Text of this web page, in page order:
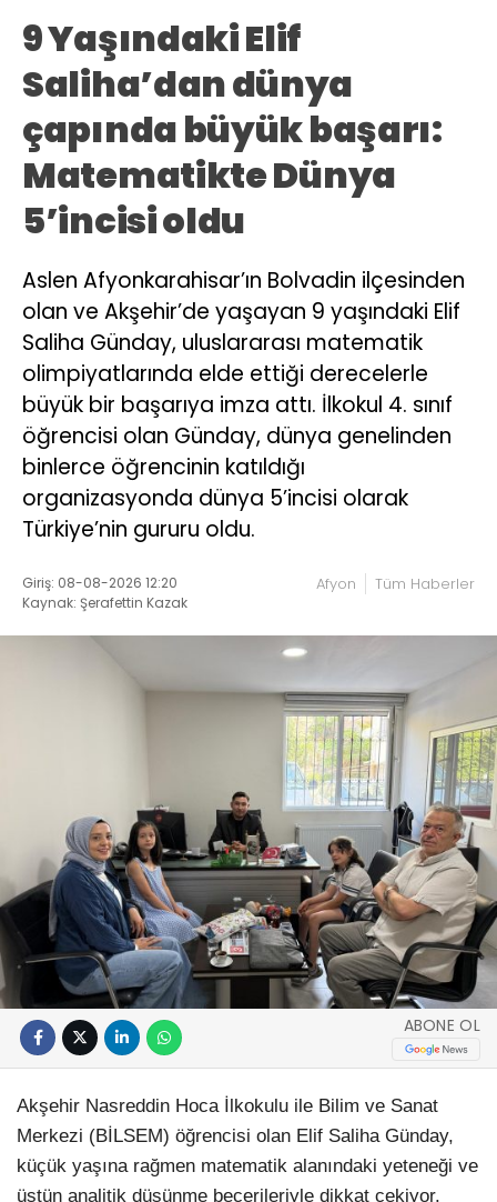
9 Yaşındaki Elif
Saliha’dan dünya
çapında büyük başarı:
Matematikte Dünya
5’incisi oldu
Aslen Afyonkarahisar’ın Bolvadin ilçesinden
olan ve Akşehir’de yaşayan 9 yaşındaki Elif
Saliha Günday, uluslararası matematik
olimpiyatlarında elde ettiği derecelerle
büyük bir başarıya imza attı. İlkokul 4. sınıf
öğrencisi olan Günday, dünya genelinden
binlerce öğrencinin katıldığı
organizasyonda dünya 5’incisi olarak
Türkiye’nin gururu oldu.
Giriş: 08-08-2026 12:20
Kaynak: Şerafettin Kazak
Afyon Tüm Haberler
ABONE OL
Akşehir Nasreddin Hoca İlkokulu ile Bilim ve Sanat
Merkezi (BİLSEM) öğrencisi olan Elif Saliha Günday,
küçük yaşına rağmen matematik alanındaki yeteneği ve
üstün analitik düşünme becerileriyle dikkat çekiyor.